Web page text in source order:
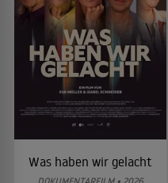
Was haben wir gelacht